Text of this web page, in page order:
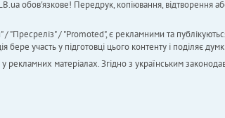
обов'язкове! Передрук, копіювання, відтворення
"Пресреліз" / "Promoted", є рекламними та
участь у підготовці цього контенту і поділяє
матеріалах. Згідно з українським